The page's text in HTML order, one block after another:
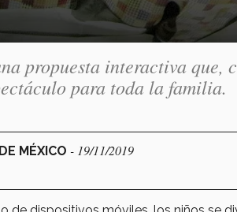
propuesta interactiva que,
para toda la familia.
MÉXICO - 19/11/2019